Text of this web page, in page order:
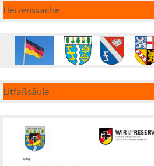
Herzenssache
Litfaßsäule